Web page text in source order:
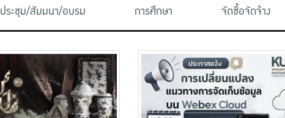
ประชุม/สัมมนา/อบรม การศึกษา จัดซื้อจัดจ้าง